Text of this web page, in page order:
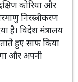
कोरिया और
निरस्त्रीकरण
है। विदेश मंत्रालय
हुए साफ किया
और अपनी